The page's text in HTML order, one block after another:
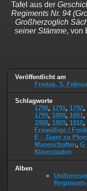
Tafel aus der
Regiments Nr. 94
Großherzoglich
seiner Stämme, von
Veröffentlicht am
Freitag, 5.
Schlagworte
1790, 1791, 1792,
1799, 1800, 1801,
1808, 1809, 1810,
Freiwillige /
E - Jäger zu Pferd
Mannschaften, G
Kleinstaaten
Alben